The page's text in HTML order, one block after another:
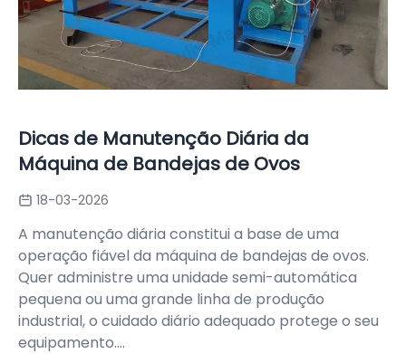
Dicas de Manutenção Diária da
Máquina de Bandejas de Ovos
18-03-2026
A manutenção diária constitui a base de uma
operação fiável da máquina de bandejas de ovos.
Quer administre uma unidade semi-automática
pequena ou uma grande linha de produção
industrial, o cuidado diário adequado protege o seu
equipamento....